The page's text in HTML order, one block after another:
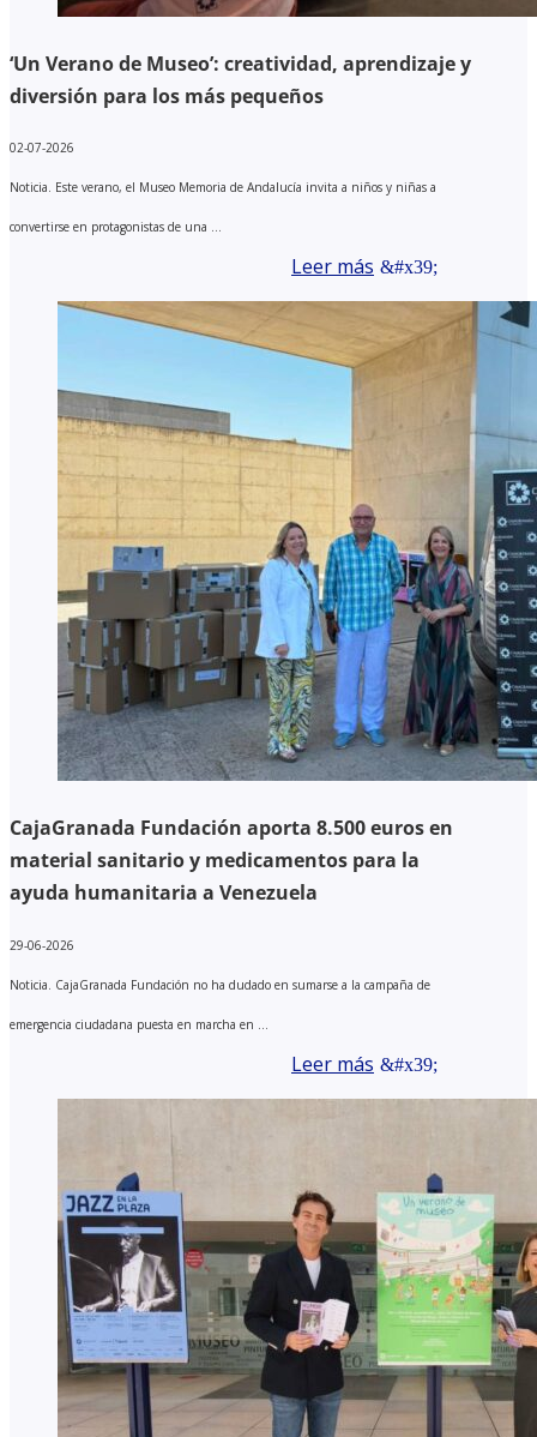
‘Un Verano de Museo’: creatividad, aprendizaje y
diversión para los más pequeños
02-07-2026
Noticia. Este verano, el Museo Memoria de Andalucía invita a niños y niñas a
convertirse en protagonistas de una ...
Leer más
CajaGranada Fundación aporta 8.500 euros en
material sanitario y medicamentos para la
ayuda humanitaria a Venezuela
29-06-2026
Noticia. CajaGranada Fundación no ha dudado en sumarse a la campaña de
emergencia ciudadana puesta en marcha en ...
Leer más